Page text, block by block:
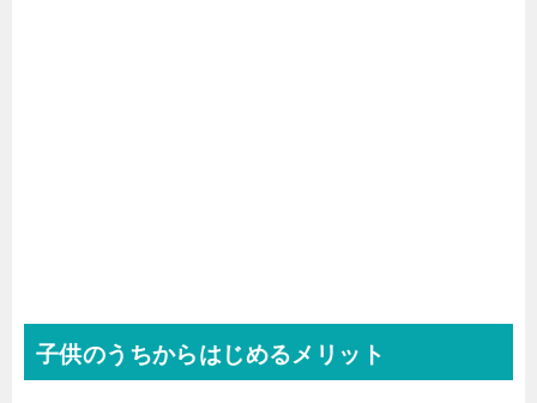
子供のうちからはじめるメリット